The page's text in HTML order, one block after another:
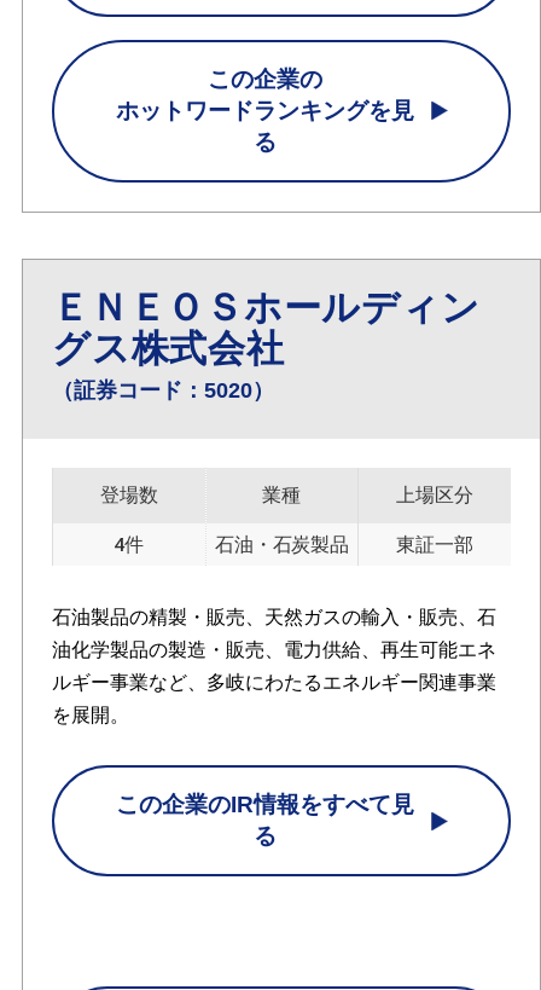
この企業の
ホットワードランキングを見
る
ＥＮＥＯＳホールディン
グス株式会社
（証券コード：5020）
登場数
4件
業種
石油・石炭製品
上場区分
東証一部
石油製品の精製・販売、天然ガスの輸入・販売、石
油化学製品の製造・販売、電力供給、再生可能エネ
ルギー事業など、多岐にわたるエネルギー関連事業
を展開。
この企業のIR情報をすべて見
る